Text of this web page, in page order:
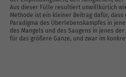
Aus dieser Fülle resultiert unwillkürlich
Methode ist ein kleiner Beitrag dafür, dass
Paradigma des Überlebenskampfes in
des Mangels und des Saugens in jenes
für das größere Ganze, und zwar im